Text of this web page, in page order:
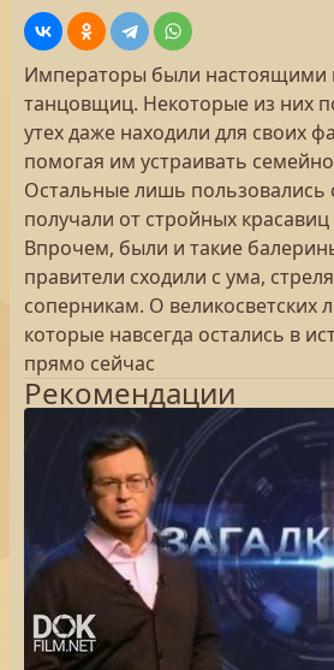
Императоры были настоящими
танцовщиц. Некоторые из них
утех даже находили для своих
помогая им устраивать
Остальные лишь пользовались
получали от стройных красавиц
Впрочем, были и такие
правители сходили с ума,
соперникам. О великосветских
которые навсегда остались в
прямо сейчас
Рекомендации